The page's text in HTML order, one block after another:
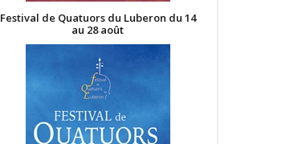
Festival de Quatuors du Luberon du 14
au 28 août